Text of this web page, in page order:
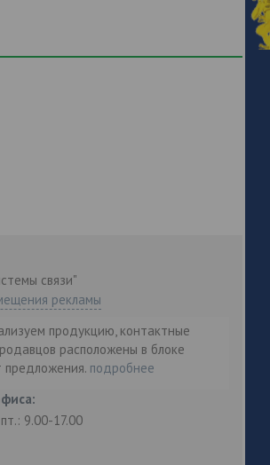
связи"
рекламы
продукцию, контактные
расположены в блоке
предложения. подробнее
пт.: 9.00-17.00